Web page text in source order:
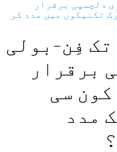
دلچسپی برقرار
تکنیکوں میں مدد کر
فِن-بولی
برقرار
سی
مدد